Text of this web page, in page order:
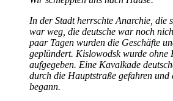
In der Stadt herrschte Anarchie, die
war weg, die deutsche war noch
paar Tagen wurden die Geschäfte
geplündert. Kislowodsk wurde ohne
aufgegeben. Eine Kavalkade
durch die Hauptstraße gefahren und
begann.